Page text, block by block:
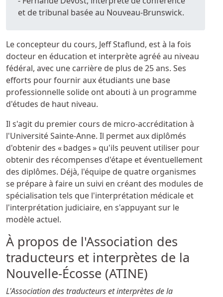
et de tribunal basée au Nouveau-Brunswick.
Le concepteur du cours, Jeff Staflund, est à la fois
docteur en éducation et interprète agréé au niveau
fédéral, avec une carrière de plus de 25 ans. Ses
efforts pour fournir aux étudiants une base
professionnelle solide ont abouti à un programme
d'études de haut niveau.
Il s'agit du premier cours de micro-accréditation à
l'Université Sainte-Anne. Il permet aux diplômés
d'obtenir des « badges » qu'ils peuvent utiliser pour
obtenir des récompenses d'étape et éventuellement
des diplômes. Déjà, l'équipe de quatre organismes
se prépare à faire un suivi en créant des modules de
spécialisation tels que l'interprétation médicale et
l'interprétation judiciaire, en s'appuyant sur le
modèle actuel.
À propos de l'Association des
traducteurs et interprètes de la
Nouvelle-Écosse (ATINE)
L'Association des traducteurs et interprètes de la